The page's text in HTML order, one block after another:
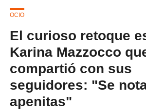
OCIO
El curioso retoque
Karina Mazzocco
compartió con sus
seguidores: "Se
apenitas"